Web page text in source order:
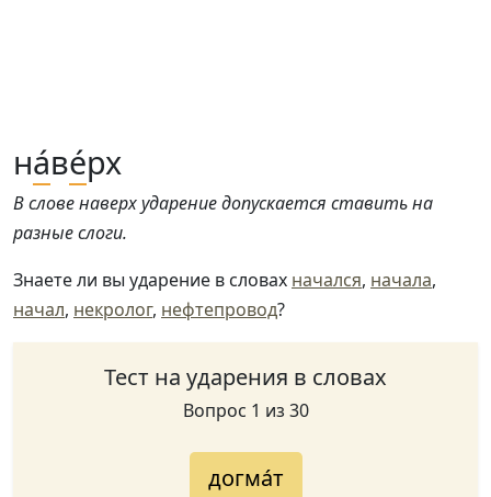
на́ве́рх
В слове наверх ударение допускается ставить на
разные слоги.
Знаете ли вы ударение в словах начался, начала,
начал, некролог, нефтепровод?
Тест на ударения в словах
Вопрос 1 из 30
догма́т